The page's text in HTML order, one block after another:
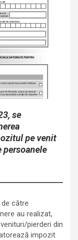
se
pe venit
către
au realizat,
pierderi din
impozit